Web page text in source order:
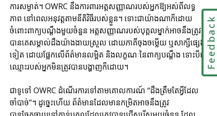
ការសម្ងាត់។ OWRC នឹងការពារអត្តសញ្ញាណរបស់អ្នកឱ្យអស់ពីលទ្ធ
ភាព នៅពេលអនុវត្តតាមនីតិវិធីរបស់ខ្លួន។ ទោះជាយ៉ាងណាក៏ដោយ
ចំពោះពាក្យបណ្តឹងមួយចំនួន អត្តសញ្ញាណរបស់បុគ្គលម្នាក់អាចនឹងត្រូវ
បានគេសម្គាល់ដឹងយ៉ាងងាយស្រួល ដោយភាគីចុងចម្លើយ ឬសាក្សីផ្សេង
ទៀត ដោយផ្អែកលើព័ត៌មានលម្អិត និងលក្ខណៈនៃពាក្យបណ្តឹង ទោះបីជា
ឈ្មោះរបស់អ្នកមិនត្រូវបានបង្ហាញក៏ដោយ។
ជាទូទៅ OWRC ដំណើរការទៅតាមគោលការណ៍ “ដឹងត្រឹមតែអ្វីដែល
ចាំបាច់”។ ដូច្នេះហើយ ព័ត៌មានដែលមានកម្រិតអាចនឹងត្រូវ
Feedback